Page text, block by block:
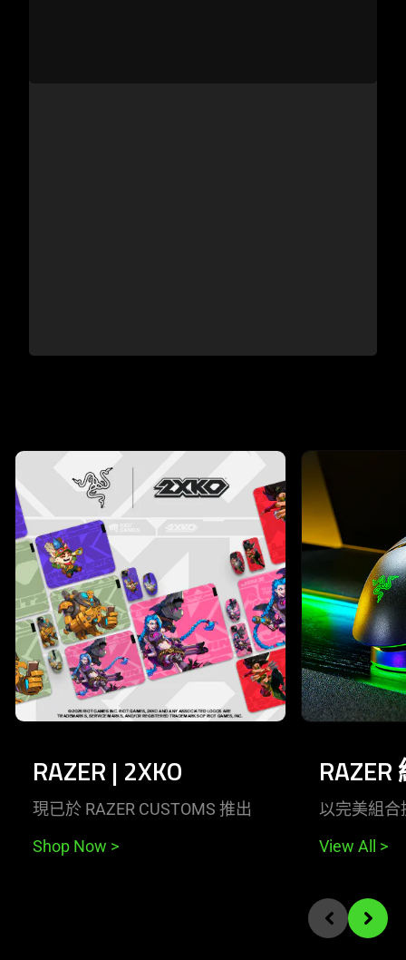
This is a carousel with highlighted items. Use the Previous and
RAZER | 2XKO
現已於 RAZER CUSTOMS 推出
Shop Now >
RAZER
以完美組合
View All >
Previous slide
Next